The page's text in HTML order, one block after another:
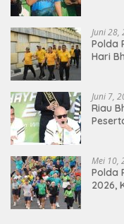
Juni 28,
Polda
Hari
Juni 7,
Riau
Mei 10,
Polda
2026,